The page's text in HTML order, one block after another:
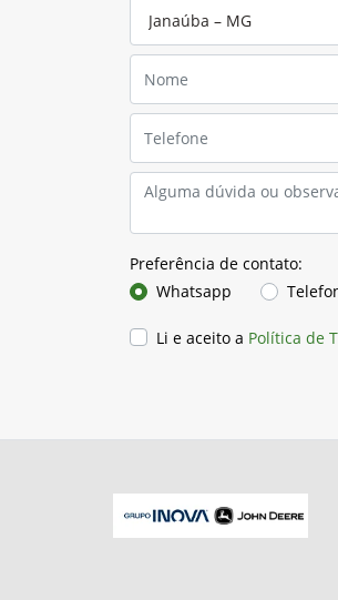
Preferência de contato:
Whatsapp
Li e aceito a Política de